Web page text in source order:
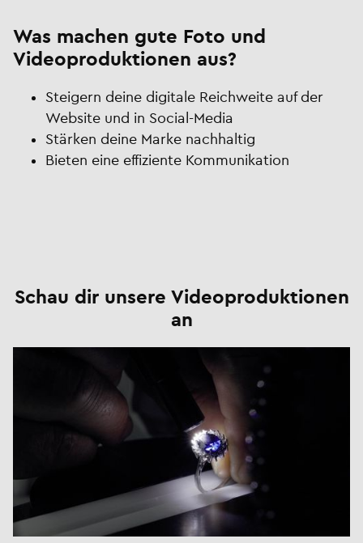
Was machen gute Foto und
Videoproduktionen aus?
Steigern deine digitale Reichweite auf der
Website und in Social-Media
Stärken deine Marke nachhaltig
Bieten eine effiziente Kommunikation
Schau dir unsere Videoproduktionen
an